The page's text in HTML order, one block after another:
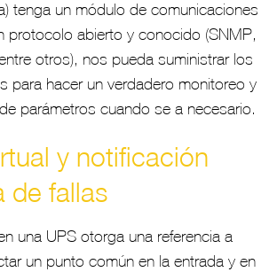
tenga un módulo de comunicaciones
protocolo abierto y conocido (SNMP,
otros), nos pueda suministrar los
para hacer un verdadero monitoreo y
parámetros cuando se a necesario.
y notificación
de fallas
una UPS otorga una referencia a
un punto común en la entrada y en